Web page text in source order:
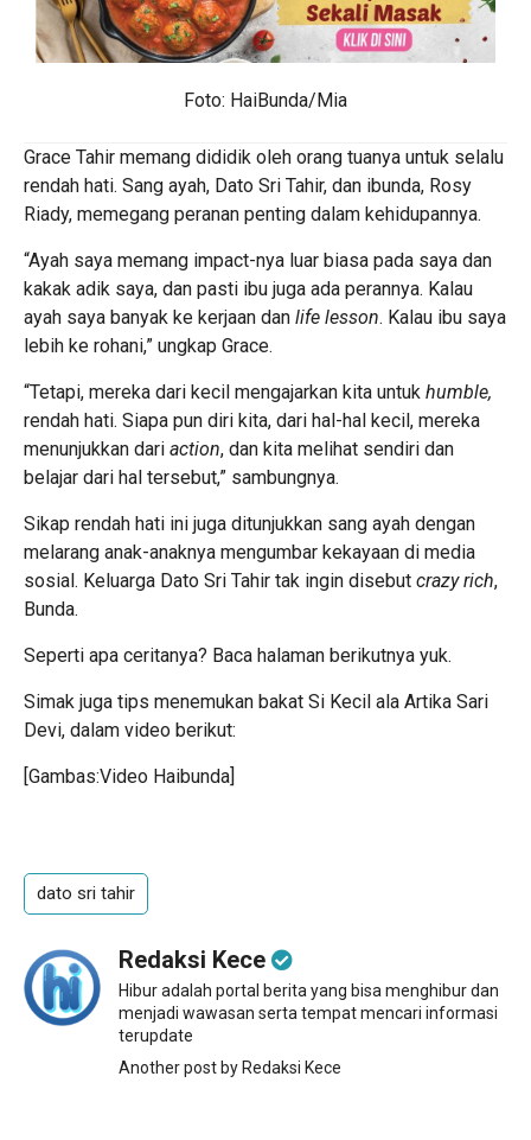
Foto: HaiBunda/Mia
Grace Tahir memang dididik oleh orang tuanya untuk selalu
rendah hati. Sang ayah, Dato Sri Tahir, dan ibunda, Rosy
Riady, memegang peranan penting dalam kehidupannya.
“Ayah saya memang impact-nya luar biasa pada saya dan
kakak adik saya, dan pasti ibu juga ada perannya. Kalau
ayah saya banyak ke kerjaan dan life lesson. Kalau ibu saya
lebih ke rohani,” ungkap Grace.
“Tetapi, mereka dari kecil mengajarkan kita untuk humble,
rendah hati. Siapa pun diri kita, dari hal-hal kecil, mereka
menunjukkan dari action, dan kita melihat sendiri dan
belajar dari hal tersebut,” sambungnya.
Sikap rendah hati ini juga ditunjukkan sang ayah dengan
melarang anak-anaknya mengumbar kekayaan di media
sosial. Keluarga Dato Sri Tahir tak ingin disebut crazy rich,
Bunda.
Seperti apa ceritanya? Baca halaman berikutnya yuk.
Simak juga tips menemukan bakat Si Kecil ala Artika Sari
Devi, dalam video berikut:
[Gambas:Video Haibunda]
dato sri tahir
Redaksi Kece
Hibur adalah portal berita yang bisa menghibur dan
menjadi wawasan serta tempat mencari informasi
terupdate
Another post by Redaksi Kece